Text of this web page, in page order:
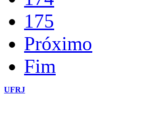
175
Próximo
Fim
UFRJ